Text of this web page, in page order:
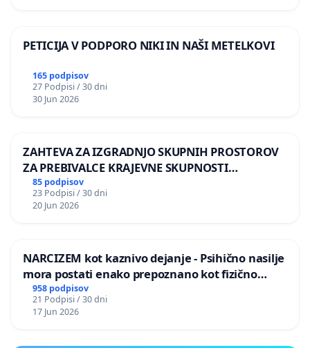
PETICIJA V PODPORO NIKI IN NAŠI METELKOVI
165 podpisov
27 Podpisi / 30 dni
30 Jun 2026
ZAHTEVA ZA IZGRADNJO SKUPNIH PROSTOROV
ZA PREBIVALCE KRAJEVNE SKUPNOSTI
PRESTRANEK
85 podpisov
23 Podpisi / 30 dni
20 Jun 2026
NARCIZEM kot kaznivo dejanje - Psihično nasilje
mora postati enako prepoznano kot fizično
nasilje
958 podpisov
21 Podpisi / 30 dni
17 Jun 2026